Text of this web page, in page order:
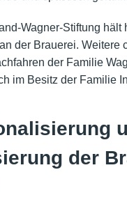
Wagner-Stiftung hält
der Brauerei. Weitere
der Familie
im Besitz der Familie
der